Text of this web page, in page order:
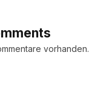
vorhanden.